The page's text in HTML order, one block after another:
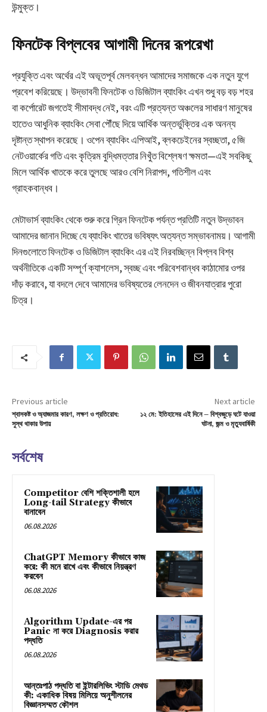
উন্মুক্ত।
ফিনটেক বিপ্লবের আগামী দিনের রূপরেখা
প্রযুক্তি এবং অর্থের এই অভূতপূর্ব মেলবন্ধন আমাদের সমাজকে এক নতুন যুগে
প্রবেশ করিয়েছে। উদ্ভাবনী ফিনটেক ও ডিজিটাল ব্যাংকিং এখন শুধু বড় বড় শহর
বা কর্পোরেট জগতেই সীমাবদ্ধ নেই, বরং এটি প্রত্যন্ত অঞ্চলের সাধারণ মানুষের
হাতেও আধুনিক ব্যাংকিং সেবা পৌঁছে দিয়ে আর্থিক অন্তর্ভুক্তির এক অনন্য
দৃষ্টান্ত স্থাপন করেছে। ওপেন ব্যাংকিং এপিআই, ব্লকচেইনের স্বচ্ছতা, ৫জি
নেটওয়ার্কের গতি এবং কৃত্রিম বুদ্ধিমত্তার নিখুঁত বিশ্লেষণ ক্ষমতা—এই সবকিছু
মিলে আর্থিক খাতকে করে তুলছে আরও বেশি নিরাপদ, গতিশীল এবং
গ্রাহকবান্ধব।
মেটাভার্স ব্যাংকিং থেকে শুরু করে গ্রিন ফিনটেক পর্যন্ত প্রতিটি নতুন উদ্ভাবন
আমাদের জানান দিচ্ছে যে ব্যাংকিং খাতের ভবিষ্যৎ অত্যন্ত সম্ভাবনাময়। আগামী
দিনগুলোতে ফিনটেক ও ডিজিটাল ব্যাংকিং এর এই নিরবচ্ছিন্ন বিপ্লব বিশ্ব
অর্থনীতিকে একটি সম্পূর্ণ ক্যাশলেস, স্বচ্ছ এবং পরিবেশবান্ধব কাঠামোর ওপর
দাঁড় করাবে, যা বদলে দেবে আমাদের ভবিষ্যতের লেনদেন ও জীবনযাত্রার পুরো
চিত্র।
Previous article
শ্বাসকষ্ট ও অ্যাজমার কারণ, লক্ষণ ও প্রতিরোধ:
সুস্থ থাকার উপায়
Next article
১২ মে: ইতিহাসের এই দিনে – বিশ্বজুড়ে ঘটে যাওয়া
ঘটনা, জন্ম ও মৃত্যুবার্ষিকী
সর্বশেষ
Competitor বেশি শক্তিশালী হলে
Long-tail Strategy কীভাবে
বানাবেন
06.08.2026
ChatGPT Memory কীভাবে কাজ
করে: কী মনে রাখে এবং কীভাবে নিয়ন্ত্রণ
করবেন
06.08.2026
Algorithm Update-এর পর
Panic না করে Diagnosis করার
পদ্ধতি
06.08.2026
আন্তঃপাঠ পদ্ধতি বা ইন্টারলিভিং স্টাডি মেথড
কী: একাধিক বিষয় মিলিয়ে অনুশীলনের
বিজ্ঞানসম্মত কৌশল